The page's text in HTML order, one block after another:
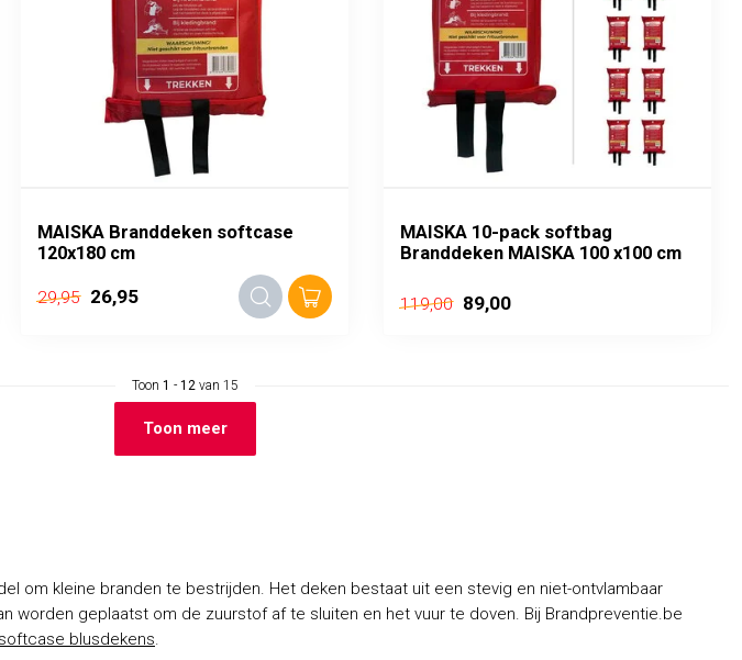
MAISKA Branddeken softcase
120x180 cm
29,95 26,95
MAISKA 10-pack softbag
Branddeken MAISKA 100 x100 cm
119,00 89,00
Toon 1 - 12van 15
Toon meer
om kleine branden te bestrijden. Het deken bestaat uit een stevig en niet-ontvlambaar
worden geplaatst om de zuurstof af te sluiten en het vuur te doven. Bij Brandpreventie.be
softcase blusdekens.